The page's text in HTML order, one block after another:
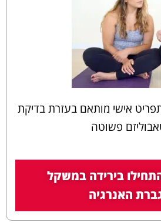
אישי מותאם בעזרת בדיקת
פשוטה
בירידה במשקל
האנרגיה